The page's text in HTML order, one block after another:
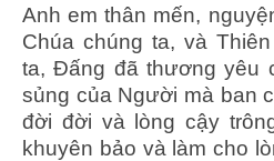
Anh em thân mến,
Chúa chúng ta, và
ta, Ðấng đã thương yêu
sủng của Người mà ban
đời đời và lòng cậy
khuyên bảo và làm cho